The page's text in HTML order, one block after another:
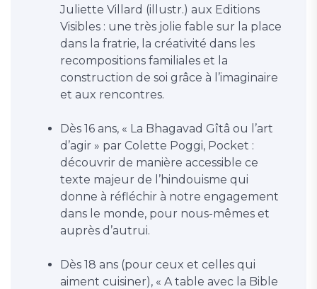
Juliette Villard (illustr.) aux Editions
Visibles : une très jolie fable sur la place
dans la fratrie, la créativité dans les
recompositions familiales et la
construction de soi grâce à l’imaginaire
et aux rencontres.
Dès 16 ans, « La Bhagavad Gîtâ ou l’art
d’agir » par Colette Poggi, Pocket :
découvrir de manière accessible ce
texte majeur de l’hindouisme qui
donne à réfléchir à notre engagement
dans le monde, pour nous-mêmes et
auprès d’autrui.
Dès 18 ans (pour ceux et celles qui
aiment cuisiner), « A table avec la Bible